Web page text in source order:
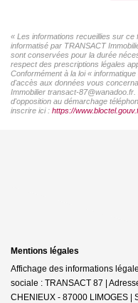
« Les informations recueillies sur
informatisé par TRANSACT
sont conservées pour la durée
respect des prescriptions légales
Conformément à la loi «
d'accès aux données vous
Immobilier transact-
d'opposition au démarchage
inscrire ici : https://
Mentions légales
Affichage des informations
sociale : TRANSACT 87 |
CHENIEUX - 87000 LIMOGES |